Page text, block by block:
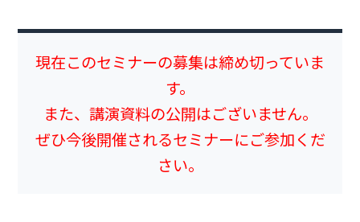
現在このセミナーの募集は締め切っていま
す。
また、講演資料の公開はございません。
ぜひ今後開催されるセミナーにご参加くだ
さい。